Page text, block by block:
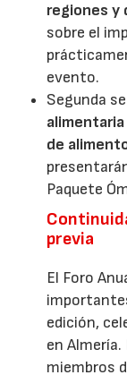
regiones y
sobre el
evento.
Segunda
de
Paquete
previa
El Foro
edición,
en
miembros